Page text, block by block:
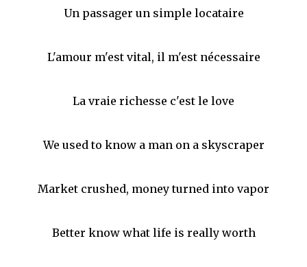
Un passager un simple locataire
L'amour m'est vital, il m'est nécessaire
La vraie richesse c'est le love
We used to know a man on a skyscraper
Market crushed, money turned into vapor
Better know what life is really worth